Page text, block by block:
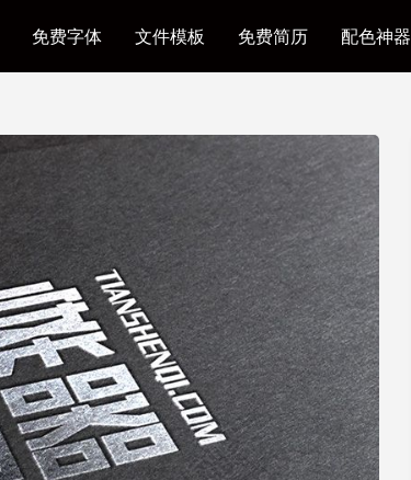
免费字体 文件模板 免费简历 配色神器